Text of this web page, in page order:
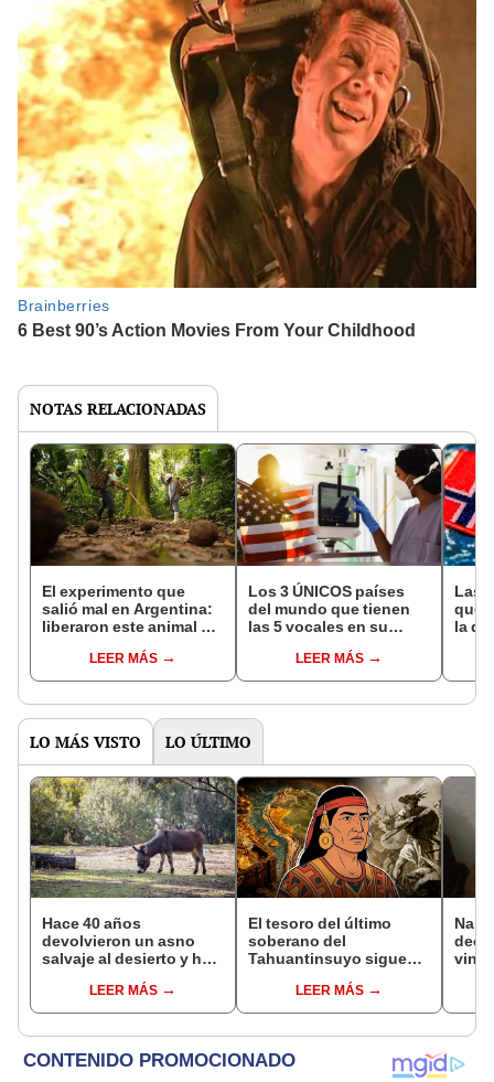
NOTAS RELACIONADAS
El experimento que
salió mal en Argentina:
liberaron este animal y
bosques milenarios de
la Patagonia
LEER MÁS
Los 3 ÚNICOS países
del mundo que tienen
las 5 vocales en su
con unoLEER MÁS
Las
que
la de
LO MÁS VISTO LO ÚLTIMO
Hace 40 años
devolvieron un asno
salvaje al desierto y hoy
reforestar el ecosistema
de forma natural
LEER MÁS
El tesoro del último
soberano del
Tahuantinsuyo sigue
años: un documental
plantea una nueva
LEER MÁS